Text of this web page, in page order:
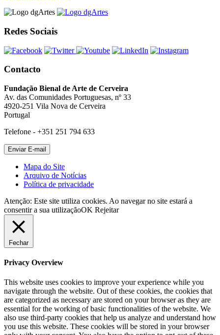
Redes Sociais
Contacto
Fundação Bienal de Arte de Cerveira
Av. das Comunidades Portuguesas, nº 33
4920-251 Vila Nova de Cerveira
Portugal
Telefone - +351 251 794 633
Mapa do Site
Arquivo de Notícias
Política de privacidade
Atenção: Este site utiliza cookies. Ao navegar no site estará a
consentir a sua utilizaçãoOK Rejeitar
Fechar
Privacy Overview
This website uses cookies to improve your experience while you
navigate through the website. Out of these cookies, the cookies that
are categorized as necessary are stored on your browser as they are
essential for the working of basic functionalities of the website. We
also use third-party cookies that help us analyze and understand how
you use this website. These cookies will be stored in your browser